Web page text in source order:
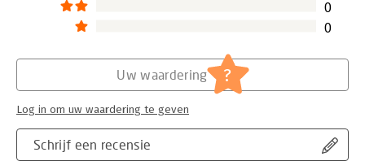
0
0
Schrijf een recensie
Uw waardering ?
Log in om uw waardering te geven